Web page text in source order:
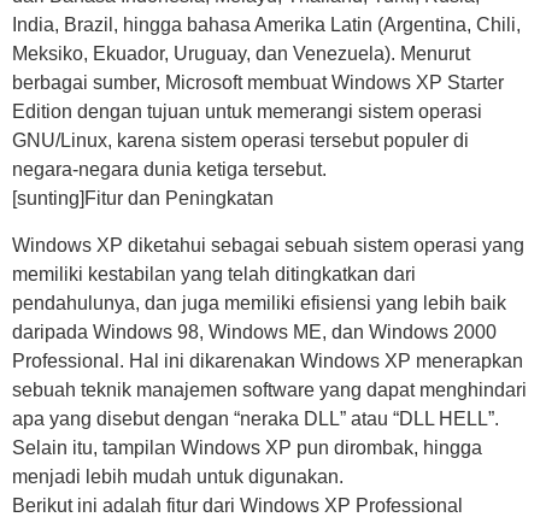
India, Brazil, hingga bahasa Amerika Latin (Argentina, Chili,
Meksiko, Ekuador, Uruguay, dan Venezuela). Menurut
berbagai sumber, Microsoft membuat Windows XP Starter
Edition dengan tujuan untuk memerangi sistem operasi
GNU/Linux, karena sistem operasi tersebut populer di
negara-negara dunia ketiga tersebut.
[sunting]Fitur dan Peningkatan
Windows XP diketahui sebagai sebuah sistem operasi yang
memiliki kestabilan yang telah ditingkatkan dari
pendahulunya, dan juga memiliki efisiensi yang lebih baik
daripada Windows 98, Windows ME, dan Windows 2000
Professional. Hal ini dikarenakan Windows XP menerapkan
sebuah teknik manajemen software yang dapat menghindari
apa yang disebut dengan “neraka DLL” atau “DLL HELL”.
Selain itu, tampilan Windows XP pun dirombak, hingga
menjadi lebih mudah untuk digunakan.
Berikut ini adalah fitur dari Windows XP Professional